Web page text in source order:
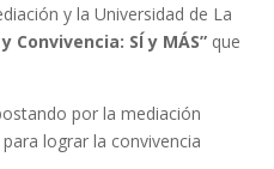
y la Universidad de La
SÍ y MÁS” que
por la mediación
lograr la convivencia